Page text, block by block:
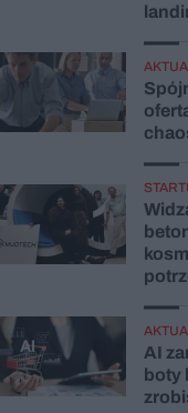
AI
boty